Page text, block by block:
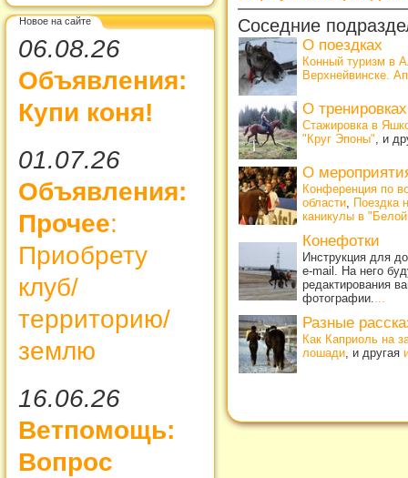
Новое на сайте
06.08.26
Объявления:
Купи коня!
01.07.26
Объявления:
Прочее:
Приобрету
клуб/
территорию/
землю
16.06.26
Ветпомощь:
Вопрос
Соседние
О поездках
Конный туризм в
Верхнейвинске.
О тренировках
Стажировка в
"Круг Эпоны", и
О
Конференция по
области, Поездка
каникулы в
Конефотки
Инструкция для
e-mail. На него
редактирования
фотографии....
Разные
Как Каприоль на
лошади, и другая